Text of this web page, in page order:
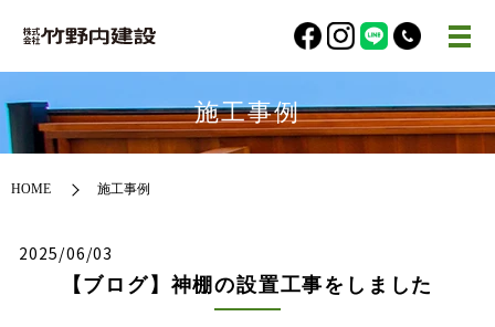
施工事例
HOME 施工事例
2025/06/03
【ブログ】神棚の設置工事をしました